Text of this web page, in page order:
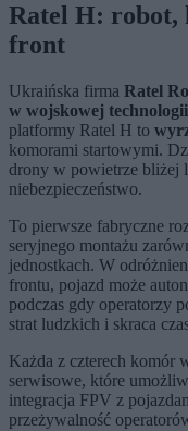
Ratel H: robot,
front
Ukraińska firma Ratel
w wojskowej
platformy Ratel H to
komorami startowymi.
drony w powietrze bliżej
niebezpieczeństwo.
To pierwsze fabryczne
seryjnego montażu
jednostkach. W
frontu, pojazd może
podczas gdy operatorzy
strat ludzkich i skraca
Każda z czterech komór
serwisowe, które
integracja FPV z
przeżywalność